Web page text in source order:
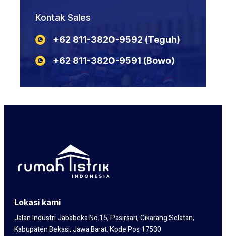
NYBY
N2XSEBY
N2XSEFGbY
N2XSERY
KABEL POTONGAN NYA
KABEL POTONGAN LIYCY
KABEL POTONGAN NYY
Kontak Sales
+62 811-3820-9592‬‬‬‬‬‬‬‬‬‬‬‬‬‬ (Teguh)
+62 811-3820-9591‬‬‬‬‬‬‬‬‬‬‬‬‬‬ (Bowo)
Lokasi kami
Jalan Industri Jababeka No.15, Pasirsari, Cikarang Selatan,
Kabupaten Bekasi, Jawa Barat. Kode Pos 17530